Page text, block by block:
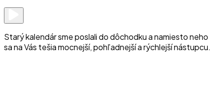
Starý kalendár sme poslali do dôchodku a namiesto neho
sa na Vás tešia mocnejší, pohľadnejší a rýchlejší nástupcu.